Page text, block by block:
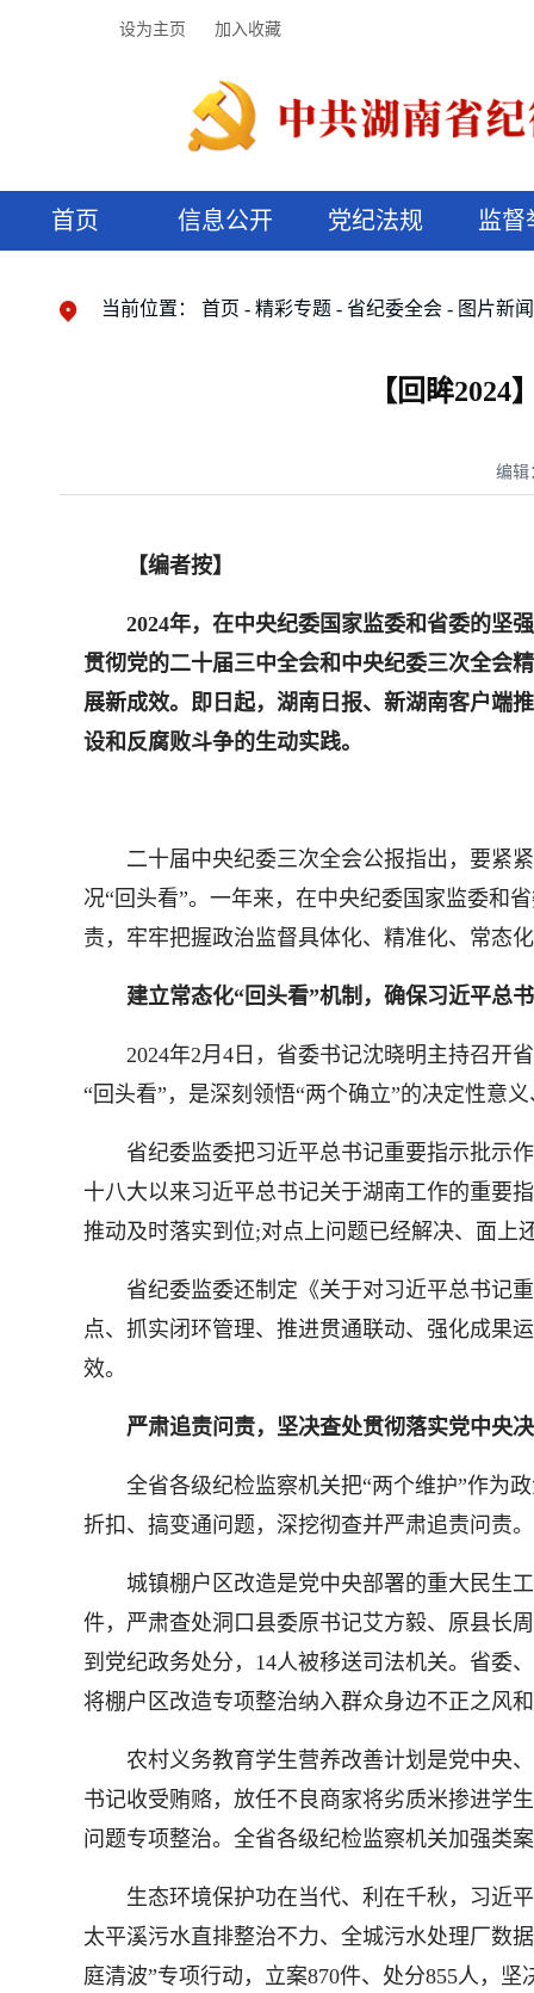
设为主页 加入收藏
首页 信息公开 党纪法规 监督
当前位置： 首页 精彩专题 省纪委全会 图片新闻
【回眸
编辑
【编者按】
2024年，在中央纪委国家监委和省委的坚
贯彻党的二十届三中全会和中央纪委三次全会
展新成效。即日起，湖南日报、新湖南客户端
设和反腐败斗争的生动实践。
二十届中央纪委三次全会公报指出，要紧紧
况“回头看”。一年来，在中央纪委国家监委和
责，牢牢把握政治监督具体化、精准化、常态
建立常态化“回头看”机制，确保习近平总
2024年2月4日，省委书记沈晓明主持召开省
“回头看”，是深刻领悟“两个确立”的决定性意
省纪委监委把习近平总书记重要指示批示作
十八大以来习近平总书记关于湖南工作的重要
推动及时落实到位;对点上问题已经解决、面上
省纪委监委还制定《关于对习近平总书记重
点、抓实闭环管理、推进贯通联动、强化成果
效。
严肃追责问责，坚决查处贯彻落实党中央
全省各级纪检监察机关把“两个维护”作为政
折扣、搞变通问题，深挖彻查并严肃追责问责。
城镇棚户区改造是党中央部署的重大民生工
件，严肃查处洞口县委原书记艾方毅、原县长
到党纪政务处分，14人被移送司法机关。省委
将棚户区改造专项整治纳入群众身边不正之风
农村义务教育学生营养改善计划是党中央、
书记收受贿赂，放任不良商家将劣质米掺进学
问题专项整治。全省各级纪检监察机关加强类
生态环境保护功在当代、利在千秋，习近平
太平溪污水直排整治不力、全城污水处理厂数
庭清波”专项行动，立案870件、处分855人，坚